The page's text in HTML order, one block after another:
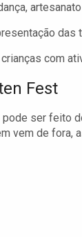
com
Fest
ser feito
vem de fora,